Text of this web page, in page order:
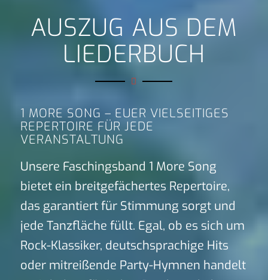
AUSZUG AUS DEM
LIEDERBUCH
1 MORE SONG – EUER VIELSEITIGES
REPERTOIRE FÜR JEDE
VERANSTALTUNG
Unsere Faschingsband 1 More Song
bietet ein breitgefächertes Repertoire,
das garantiert für Stimmung sorgt und
jede Tanzfläche füllt. Egal, ob es sich um
Rock-Klassiker, deutschsprachige Hits
oder mitreißende Party-Hymnen handelt